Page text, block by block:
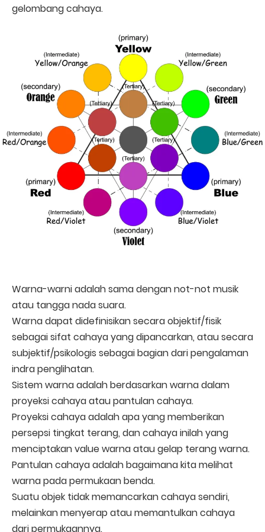
gelombang cahaya.
Warna-warni adalah sama dengan not-not musik
atau tangga nada suara.
Warna dapat didefinisikan secara objektif/fisik
sebagai sifat cahaya yang dipancarkan, atau secara
subjektif/psikologis sebagai bagian dari pengalaman
indra penglihatan.
Sistem warna adalah berdasarkan warna dalam
proyeksi cahaya atau pantulan cahaya.
Proyeksi cahaya adalah apa yang memberikan
persepsi tingkat terang, dan cahaya inilah yang
menciptakan value warna atau gelap terang warna.
Pantulan cahaya adalah bagaimana kita melihat
warna pada permukaan benda.
Suatu objek tidak memancarkan cahaya sendiri,
melainkan menyerap atau memantulkan cahaya
dari permukaannya.